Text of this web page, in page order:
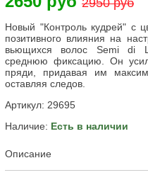
2950 руб
Новый "Контроль кудрей" с
позитивного влияния на
вьющихся волос Semi di
среднюю фиксацию. Он
пряди, придавая им
оставляя следов.
Артикул: 29695
Наличие: Есть в наличии
Описание